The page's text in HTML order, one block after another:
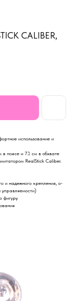
CALIBER,
использование и
в поясе и 73 см в обхвате
RealStick Caliber.
и надежного крепления, о-
управляемости)
фигуру